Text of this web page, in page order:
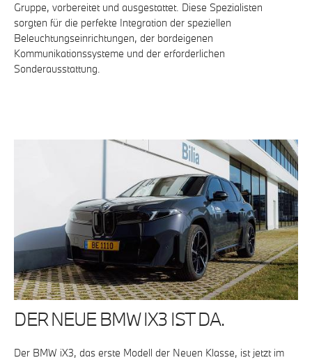
Gruppe, vorbereitet und ausgestattet. Diese Spezialisten
sorgten für die perfekte Integration der speziellen
Beleuchtungseinrichtungen, der bordeigenen
Kommunikationssysteme und der erforderlichen
Sonderausstattung.
DER NEUE BMW IX3 IST DA.
Der BMW iX3, das erste Modell der Neuen Klasse, ist jetzt im